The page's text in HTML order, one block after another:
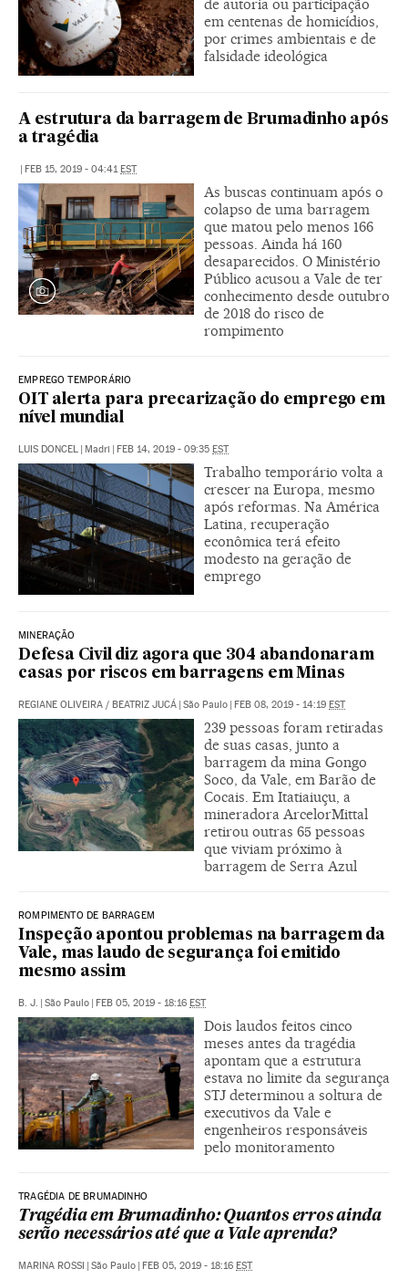
de autoria ou participação
em centenas de homicídios,
por crimes ambientais e de
falsidade ideológica
A estrutura da barragem de Brumadinho após
a tragédia
| FEB 15, 2019 - 04:41 EST
As buscas continuam após o
colapso de uma barragem
que matou pelo menos 166
pessoas. Ainda há 160
desaparecidos. O Ministério
Público acusou a Vale de ter
conhecimento desde outubro
de 2018 do risco de
rompimento
EMPREGO TEMPORÁRIO
OIT alerta para precarização do emprego em
nível mundial
LUIS DONCEL | Madri | FEB 14, 2019 - 09:35 EST
Trabalho temporário volta a
crescer na Europa, mesmo
após reformas. Na América
Latina, recuperação
econômica terá efeito
modesto na geração de
emprego
MINERAÇÃO
Defesa Civil diz agora que 304 abandonaram
casas por riscos em barragens em Minas
REGIANE OLIVEIRA / BEATRIZ JUCÁ São Paulo FEB 08, 2019 - 14:19 EST
239 pessoas foram retiradas
de suas casas, junto a
barragem da mina Gongo
Soco, da Vale, em Barão de
Cocais. Em Itatiaiuçu, a
mineradora ArcelorMittal
retirou outras 65 pessoas
que viviam próximo à
barragem de Serra Azul
ROMPIMENTO DE BARRAGEM
Inspeção apontou problemas na barragem da
Vale, mas laudo de segurança foi emitido
mesmo assim
B. J. São Paulo FEB 05, 2019 - 18:16 EST
Dois laudos feitos cinco
meses antes da tragédia
apontam que a estrutura
estava no limite da segurança
STJ determinou a soltura de
executivos da Vale e
engenheiros responsáveis
pelo monitoramento
TRAGÉDIA DE BRUMADINHO
Tragédia em Brumadinho: Quantos erros ainda
serão necessários até que a Vale aprenda?
MARINA ROSSI São Paulo FEB 05, 2019 - 18:16 EST